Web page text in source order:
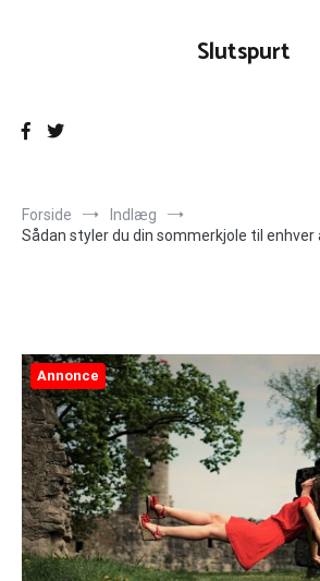
Slutspurt
Forside
Indlæg
Sådan styler du din sommerkjole til enhver
Annonce